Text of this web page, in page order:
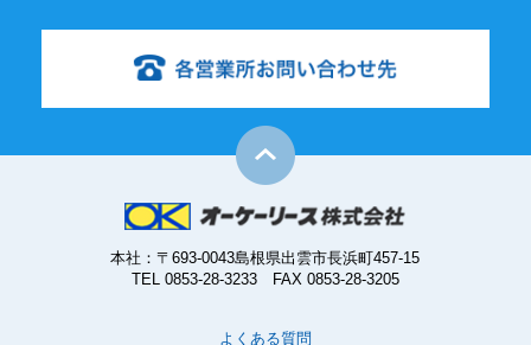
本社：〒693-0043島根県出雲市長浜町457-15
TEL 0853-28-3233 FAX 0853-28-3205
よくある質問